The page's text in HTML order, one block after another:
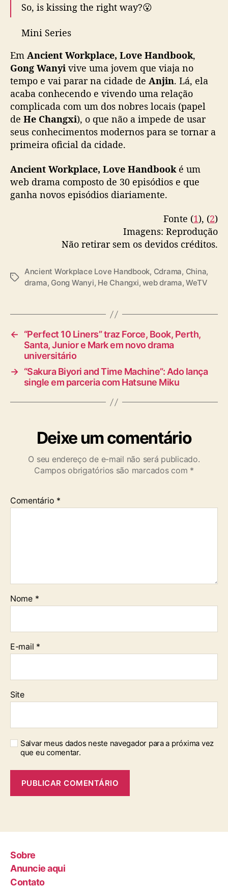
o
o
k
”
:
H
n
g
x
G
o
W
a
s
e
u
x
i
a
d
e
So, is kissing the right way?😮
Mini Series
streaming now on WeTV👉
https://t.co/XnL9PPEEAN(Available globally)
Starring#HeChangxi #GongWanyi#女官大人
多指教 #何昶希 #龚婉怡 #WeTV
#WeTVAlwaysMore
pic.twitter.com/pVmJ4Y1nU6
23, 2024
Em Ancient Workplace, Love Handbook,
Gong Wanyi vive uma jovem que viaja no
tempo e vai parar na cidade de Anjin. Lá, ela
acaba conhecendo e vivendo uma relação
complicada com um dos nobres locais (papel
de He Changxi), o que não a impede de usar
seus conhecimentos modernos para se tornar a
primeira oficial da cidade.
Ancient Workplace, Love Handbook é um
web drama composto de 30 episódios e que
ganha novos episódios diariamente.
Fonte (1), (2)
Imagens: Reprodução
Não retirar sem os devidos créditos.
T
Ancient Workplace Love Handbook, Cdrama, China,
drama, Gong Wanyi, He Changxi,web drama,WeTV
←
“Perfect 10 Liners” traz Force, Book, Perth,
Santa, Junior e Mark em novo drama
universitário
→ “Sakura Biyori and Time Machine”: Ado lança
single em parceria com Hatsune Miku
Deixe um comentário
O seu endereço de e-mail não será publicado.
Campos obrigatórios são marcados com *
Comentário *
Nome *
E-mail *
Site
Salvar meus dados neste navegador para a próxima vez
que eu comentar.
Sobre
Anuncie aqui
Contato